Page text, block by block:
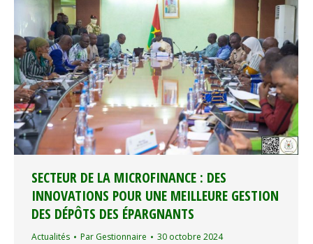
SECTEUR DE LA MICROFINANCE : DES
INNOVATIONS POUR UNE MEILLEURE GESTION
DES DÉPÔTS DES ÉPARGNANTS
Actualités Par Gestionnaire 30 octobre 2024